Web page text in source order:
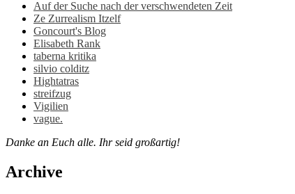
Auf der Suche nach der verschwendeten Zeit
Ze Zurrealism Itzelf
Goncourt's Blog
Elisabeth Rank
taberna kritika
silvio colditz
Hightatras
streifzug
Vigilien
vague.
Danke an Euch alle. Ihr seid großartig!
Archive